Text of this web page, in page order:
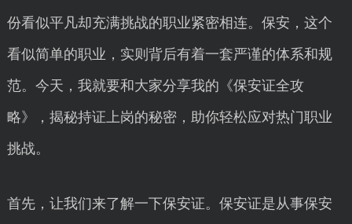
份看似平凡却充满挑战的职业紧密相连。保安，这个
看似简单的职业，实则背后有着一套严谨的体系和规
范。今天，我就要和大家分享我的《保安证全攻
略》，揭秘持证上岗的秘密，助你轻松应对热门职业
挑战。
首先，让我们来了解一下保安证。保安证是从事保安